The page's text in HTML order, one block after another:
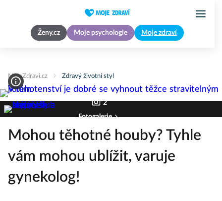
Ženy.cz Moje psychologie Moje zdraví
MojeZdravi.cz Zdravý životní styl
2
Fotogalerie
Mohou těhotné houby? Tyhle
vám mohou ublížit, varuje
gynekolog!